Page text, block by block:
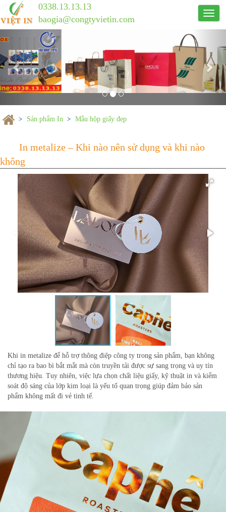
Công
ty
Việt
In
0338.13.13.13
baogia@congtyvietin.com
Previous
In metalize – Khi nào nên sử dụng
không
Khi in metalize để hỗ trợ thông điệp công ty trong sản phẩm, bạn không
chỉ tạo ra bao bì bắt mắt mà còn truyền tải được sự sang trọng và uy tín
thương hiệu. Tuy nhiên, việc lựa chọn chất liệu giấy, kỹ thuật in và kiểm
soát độ sáng của lớp kim loại là yếu tố quan trọng giúp đảm bảo sản
phẩm không mất đi vẻ tinh tế.